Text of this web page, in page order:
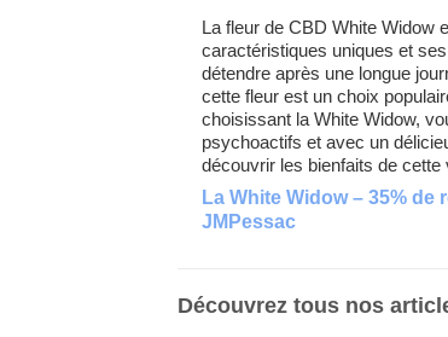
La fleur de CBD White Widow
caractéristiques uniques et
détendre après une longue
cette fleur est un choix
choisissant la White Widow,
psychoactifs et avec un
découvrir les bienfaits de cette
La White Widow – 35% de
JMPessac
Découvrez tous nos